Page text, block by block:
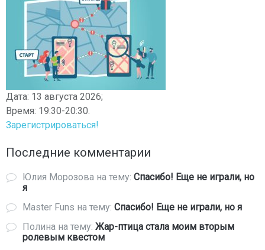
Дата: 13 августа 2026;
Время: 19:30-20:30.
Зарегистрироваться!
Последние комментарии
Юлия Морозова на тему: Спасибо! Еще не играли, но
я
Master Funs на тему: Спасибо! Еще не играли, но я
Полина на тему: Жар-птица стала моим вторым
ролевым квестом